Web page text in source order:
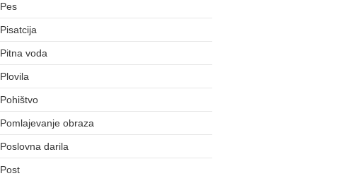
Pes
Pisatcija
Pitna voda
Plovila
Pohištvo
Pomlajevanje obraza
Poslovna darila
Post